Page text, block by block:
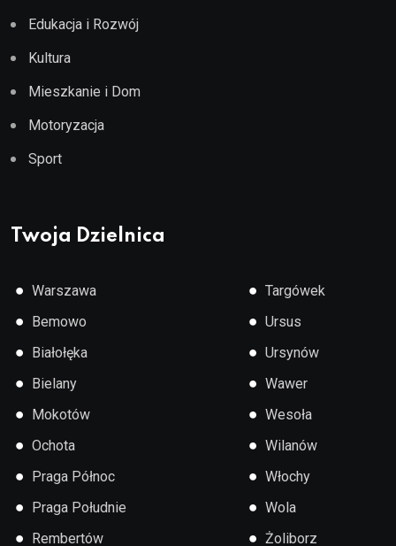
Edukacja i Rozwój
Kultura
Mieszkanie i Dom
Motoryzacja
Sport
Twoja Dzielnica
● Warszawa
● Bemowo
● Białołęka
● Bielany
● Mokotów
● Ochota
● Praga Północ
● Praga Południe
● Rembertów
● Targówek
● Ursus
● Ursynów
● Wawer
● Wesoła
● Wilanów
● Włochy
● Wola
● Żoliborz